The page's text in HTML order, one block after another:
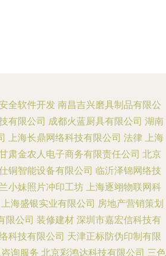
全软件开发 南昌吉兴磨具制品有限公
有限公司 成都火蓝厨具有限公司 湖南
上海长鼎网络科技有限公司 法律 上海
肃金农人电子商务有限责任公司 北京
铜智能设备有限公司 临沂泽锦网络技
小妹照片冲印工坊 上海逐翊物联网科
上海盛银实业有限公司 房地产营销策划
限公司 装修建材 深圳市嘉宏信科技有
科技有限公司 天津正标防伪印制有限
询服务 北京彩鸿达科技有限公司 三色